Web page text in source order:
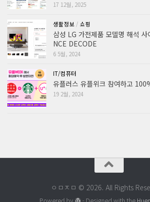
17 12월, 2025
생활정보 / 쇼핑
삼성 LG 가전제품 모델명 해석
NCE DECODE
6 5월, 2024
IT/컴퓨터
유플러스 유플위크 참여하고
19 2월, 2024
ㅇㅁㅈㅁ © 2026. All Rights